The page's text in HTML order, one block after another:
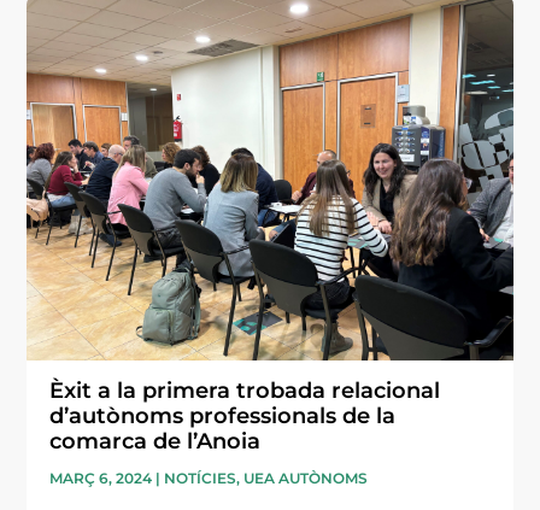
Èxit a la primera trobada relacional
d’autònoms professionals de la
comarca de l’Anoia
MARÇ 6, 2024 | NOTÍCIES, UEA AUTÒNOMS